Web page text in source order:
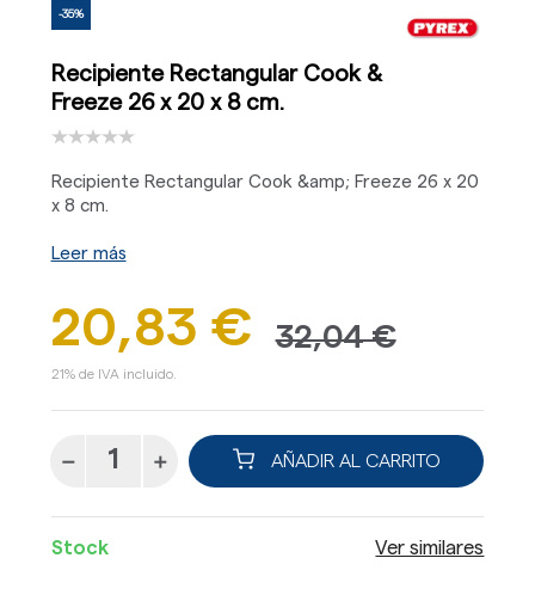
-35%
Recipiente Rectangular Cook &
Freeze 26 x 20 x 8 cm.
Recipiente Rectangular Cook &amp; Freeze 26 x 20
x 8 cm.
Leer más
20,83 € 32,04 €
21% de IVA incluido.
AÑADIR AL CARRITO
Stock Ver similares